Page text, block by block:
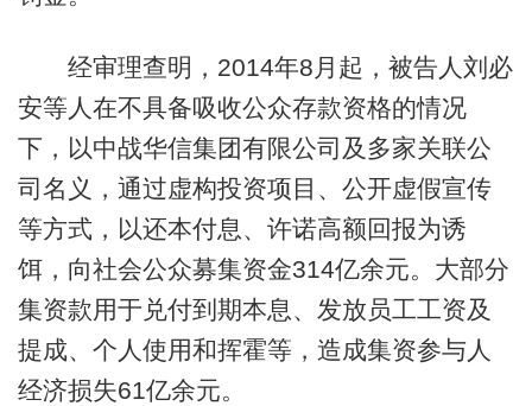
经审理查明，2014年8月起，被告人刘必
安等人在不具备吸收公众存款资格的情况
下，以中战华信集团有限公司及多家关联公
司名义，通过虚构投资项目、公开虚假宣传
等方式，以还本付息、许诺高额回报为诱
饵，向社会公众募集资金314亿余元。大部分
集资款用于兑付到期本息、发放员工工资及
提成、个人使用和挥霍等，造成集资参与人
经济损失61亿余元。